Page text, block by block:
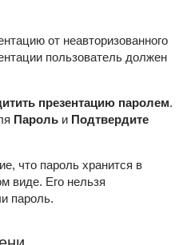
от неавторизованного
пользователь должен
презентацию паролем.
Парольи Подтвердите
что пароль хранится в
виде. Его нельзя
пароль.